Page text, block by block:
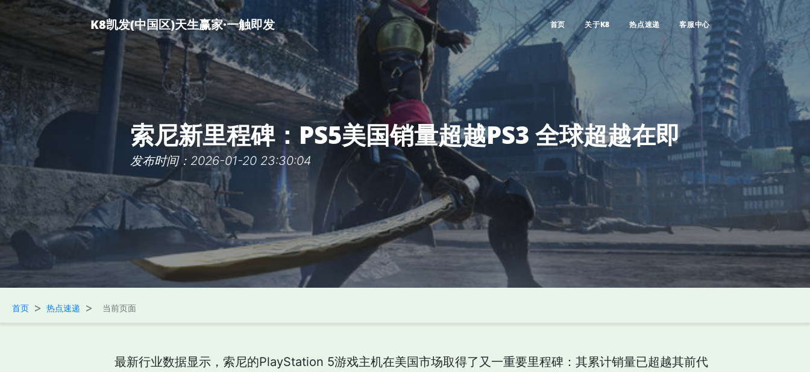
K8凯发(中国区)天生赢家·一触即发 首页 关于K8 热点速递 客服中心
索尼新里程碑：PS5美国销量超越PS3 全球超越在即
发布时间：2026-01-20 23:30:04
首页 > 热点速递 > 当前页面
最新行业数据显示，索尼的PlayStation 5游戏主机在美国市场取得了又一重要里程碑：其累计销量已超越其前代